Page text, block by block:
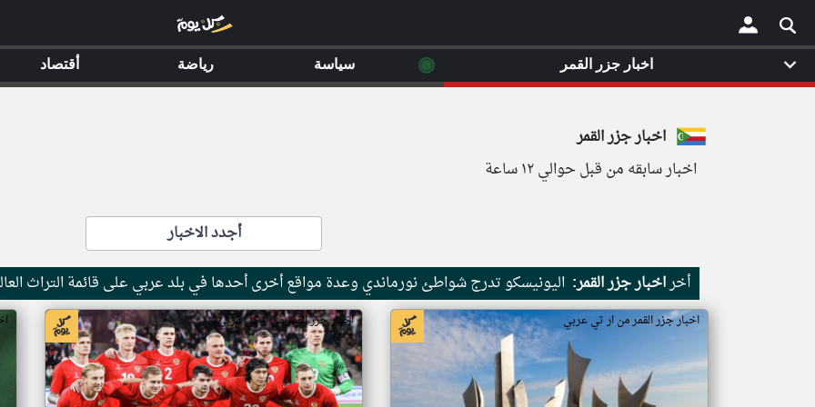
×
اخبار جزر القمر
اخبار سابقه من قبل حوالي ١٢ ساعة
أجدد الاخبار
أخراخبار جزر القمر: اليونيسكو تدرج شواطئ نورماندي وعدة مواقع أخرى أحدها في بلد عربي على قائمة التراث
اخبار جزر القمر من ار تي عربي اخبار جزر القمر من ار تي عربي
اخبار جزر القمر ◉ سياسة رياضة أقتصاد